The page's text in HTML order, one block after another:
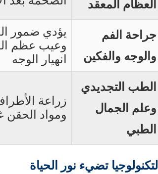
العظام المعقد
جراحة الفم
والوجه والفكين
يؤدي ضمور
وعيب عظم
انهيار الوجه
الطب التجديدي
وعلم الجمال
الطبي
زراعة
ومواد الحقن
التكنولوجيا تضيء نور الحياة